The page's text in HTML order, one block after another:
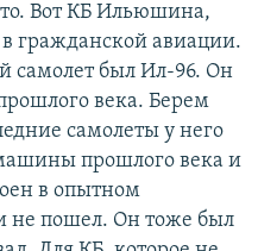
Вот КБ Ильюшина,
в гражданской авиации.
самолет был Ил-96. Он
века. Берем
самолеты у него
прошлого века и
в опытном
не пошел. Он тоже был